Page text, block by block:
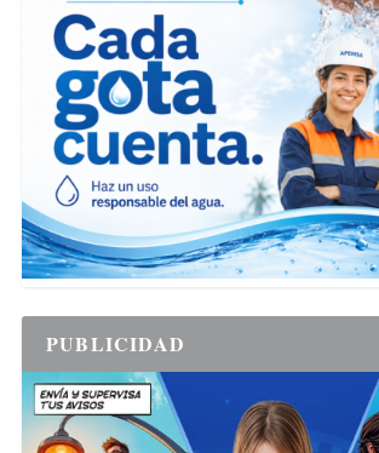
PUBLICIDAD